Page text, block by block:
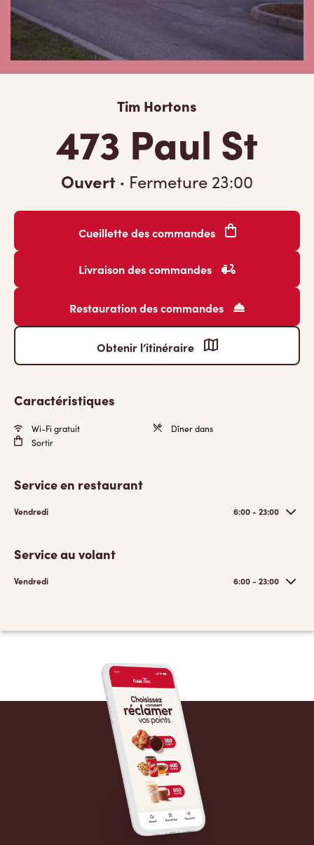
Tim Hortons
473 Paul St
Ouvert · Fermeture 23:00
Cueillette des commandes
Livraison des commandes
Restauration des commandes
Obtenir l’itinéraire
Caractéristiques
Wi-Fi gratuit
Dîner dans
Sortir
Service en restaurant
Vendredi 6:00 - 23:00
Service au volant
Vendredi 6:00 - 23:00